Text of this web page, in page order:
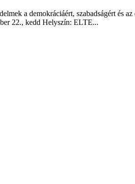
a demokráciáért, szabadságért és
22., kedd Helyszín: ELTE...